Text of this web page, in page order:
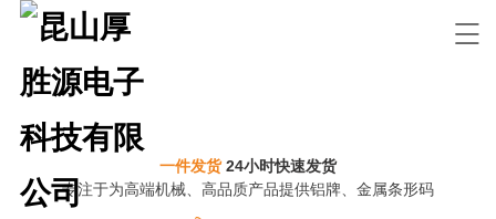
一件发货24小时快速发货
专注于为高端机械、高品质产品提供铝牌、金属条形码